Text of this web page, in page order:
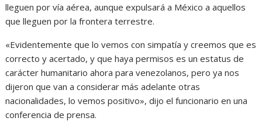
lleguen por vía aérea, aunque expulsará a México a aquellos
que lleguen por la frontera terrestre.
«Evidentemente que lo vemos con simpatía y creemos que es
correcto y acertado, y que haya permisos es un estatus de
carácter humanitario ahora para venezolanos, pero ya nos
dijeron que van a considerar más adelante otras
nacionalidades, lo vemos positivo», dijo el funcionario en una
conferencia de prensa.